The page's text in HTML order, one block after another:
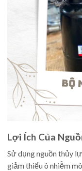
Lợi Ích Của
Sử dụng nguồn thủy
giảm thiểu ô nhiễm